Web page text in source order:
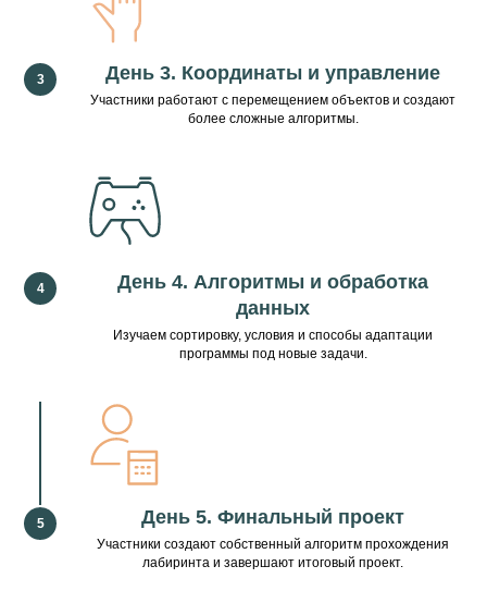
День 3. Координаты и управление
Участники работают с перемещением объектов и создают
более сложные алгоритмы.
День 4. Алгоритмы и обработка
данных
Изучаем сортировку, условия и способы адаптации
программы под новые задачи.
День 5. Финальный проект
Участники создают собственный алгоритм прохождения
лабиринта и завершают итоговый проект.
Новости лицея